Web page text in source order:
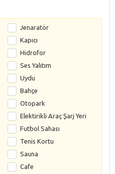
Jenaratör
Kapıcı
Hidrofor
Ses Yalıtım
Uydu
Bahçe
Otopark
Elektirikli Araç Şarj Yeri
Futbol Sahası
Tenis Kortu
Sauna
Cafe